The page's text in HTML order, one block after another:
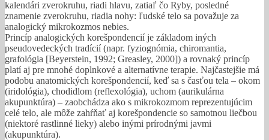
kalendári zverokruhu, riadi hlavu, zatiaľ čo Ryby, posledné
znamenie zverokruhu, riadia nohy: ľudské telo sa považuje za
analogický mikrokozmos nebies.
Princíp analogických korešpondencií je základom iných
pseudovedeckých tradícií (napr. fyziognómia, chiromantia,
grafológia [Beyerstein, 1992; Greasley, 2000]) a rovnaký princíp
platí aj pre mnohé doplnkové a alternatívne terapie. Najčastejšie má
podobu anatomických korešpondencií, keď sa s časťou tela – okom
(iridológia), chodidlom (reflexológia), uchom (aurikulárna
akupunktúra) – zaobchádza ako s mikrokozmom reprezentujúcim
celé telo, ale môže zahŕňať aj korešpondencie so samotnou liečbou
(niektoré rastlinné lieky) alebo inými prírodnými javmi
(akupunktúra).